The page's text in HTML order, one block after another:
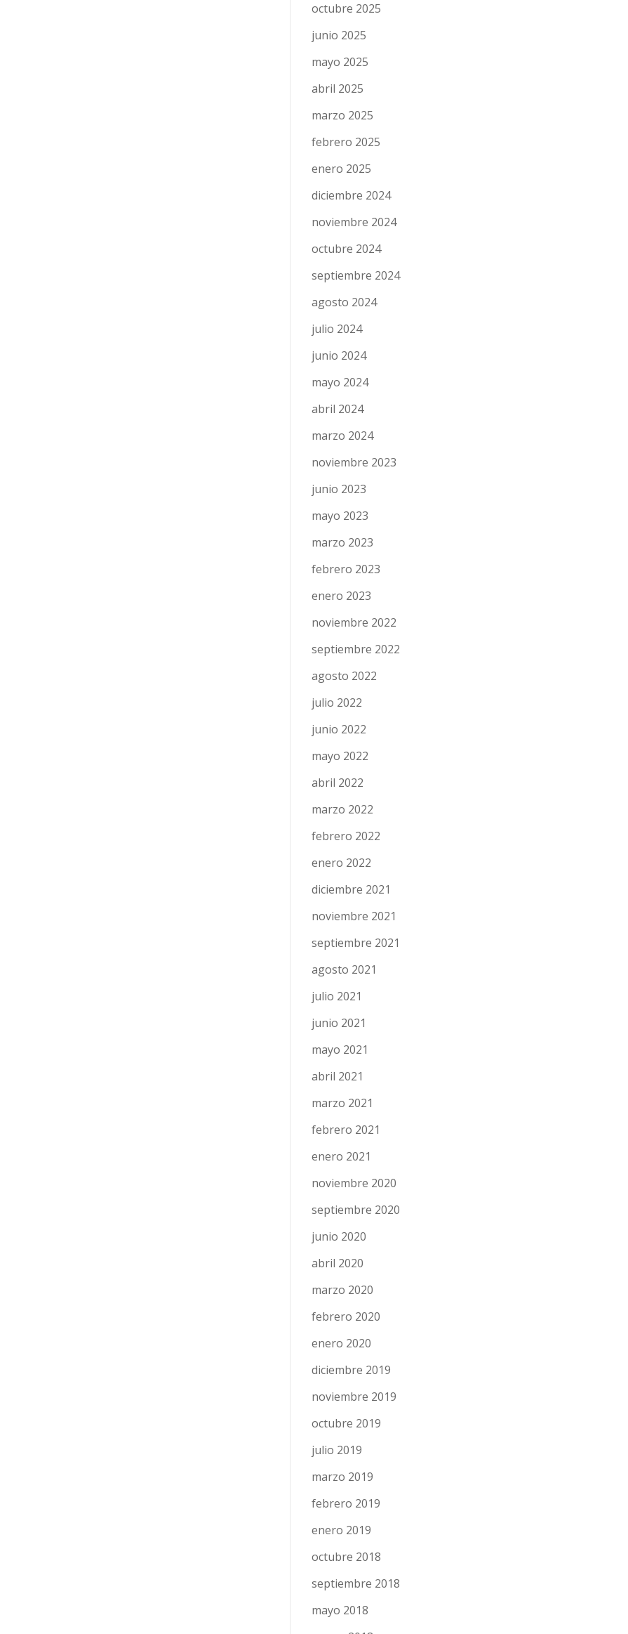
octubre 2025
junio 2025
mayo 2025
abril 2025
marzo 2025
febrero 2025
enero 2025
diciembre 2024
noviembre 2024
octubre 2024
septiembre 2024
agosto 2024
julio 2024
junio 2024
mayo 2024
abril 2024
marzo 2024
noviembre 2023
junio 2023
mayo 2023
marzo 2023
febrero 2023
enero 2023
noviembre 2022
septiembre 2022
agosto 2022
julio 2022
junio 2022
mayo 2022
abril 2022
marzo 2022
febrero 2022
enero 2022
diciembre 2021
noviembre 2021
septiembre 2021
agosto 2021
julio 2021
junio 2021
mayo 2021
abril 2021
marzo 2021
febrero 2021
enero 2021
noviembre 2020
septiembre 2020
junio 2020
abril 2020
marzo 2020
febrero 2020
enero 2020
diciembre 2019
noviembre 2019
octubre 2019
julio 2019
marzo 2019
febrero 2019
enero 2019
octubre 2018
septiembre 2018
mayo 2018